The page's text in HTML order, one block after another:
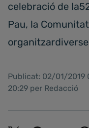
celebració de
Pau, la
Publicat: 02/01/2019
20:29 per Redacció